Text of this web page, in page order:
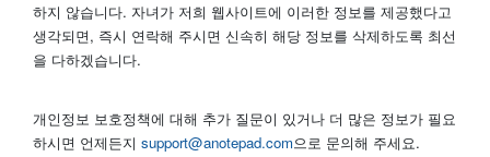
하지 않습니다. 자녀가 저희 웹사이트에 이러한 정보를 제공했다고
생각되면, 즉시 연락해 주시면 신속히 해당 정보를 삭제하도록 최선
을 다하겠습니다.
개인정보 보호정책에 대해 추가 질문이 있거나 더 많은 정보가 필요
하시면 언제든지 support@anotepad.com으로 문의해 주세요.